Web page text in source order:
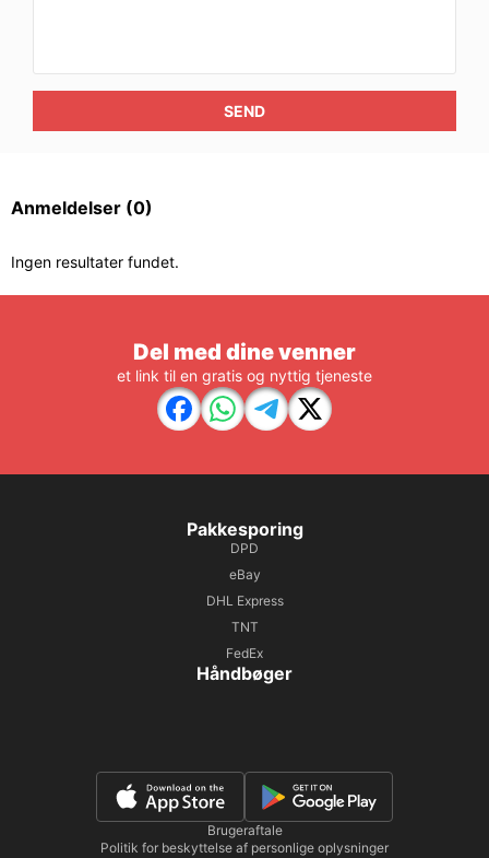
SEND
Anmeldelser (0)
Ingen resultater fundet.
Del med dine venner
et link til en gratis og nyttig tjeneste
Pakkesporing
DPD
eBay
DHL Express
TNT
FedEx
Håndbøger
Brugeraftale
Politik for beskyttelse af personlige oplysninger